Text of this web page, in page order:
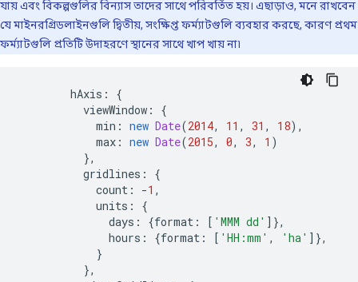
যায় এবং বিকল্পগুলির বিন্যাস তাদের সাথে পরিবর্তিত হয়। এছাড়াও, মনে রাখবেন
যে মাইনরগ্রিডলাইনগুলি দ্বিতীয়, সংক্ষিপ্ত ফর্ম্যাটগুলি ব্যবহার করছে, কারণ প্রথম
ফর্ম্যাটগুলি প্রতিটি উদাহরণে স্থানের সাথে খাপ খায় না৷
hAxis :
{
viewWindow :
{
min : new Date(2014, 11 , 31 , 18),
max : new Date(2015, 0, 3, 1 )
},
gridlines :
{
count : -1 ,
units :
{
days : {format : [ 'MMM dd' ]},
hours : {format : [ 'HH:mm' , 'ha' ]},
}
},